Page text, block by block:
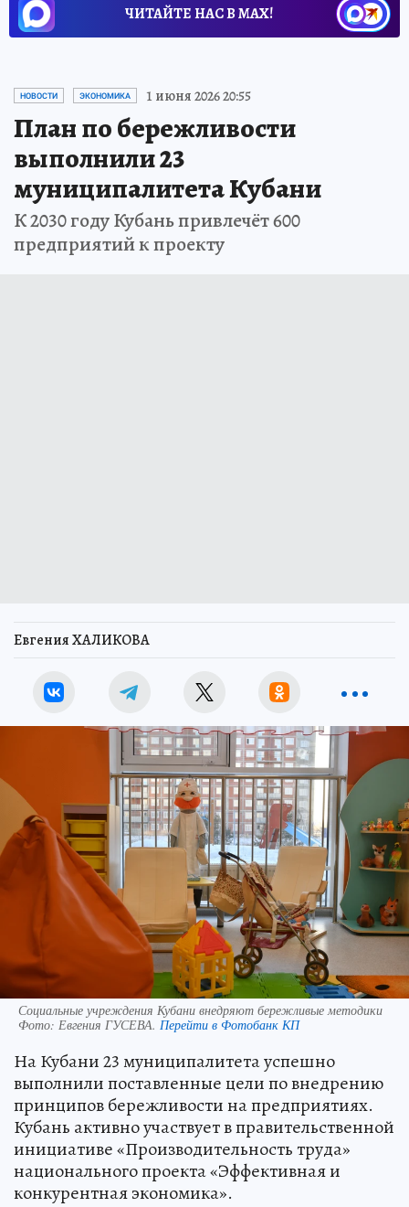
ЧИТАЙТЕ НАС В МАХ!
НОВОСТИ ЭКОНОМИКА 1 июня 2026 20:55
План по бережливости
выполнили 23
муниципалитета Кубани
К 2030 году Кубань привлечёт 600
предприятий к проекту
Евгения ХАЛИКОВА
Социальные учреждения Кубани внедряют бережливые методики
Фото: Евгения ГУСЕВА. Перейти в Фотобанк КП
На Кубани 23 муниципалитета успешно
выполнили поставленные цели по внедрению
принципов бережливости на предприятиях.
Кубань активно участвует в правительственной
инициативе «Производительность труда»
национального проекта «Эффективная и
конкурентная экономика».